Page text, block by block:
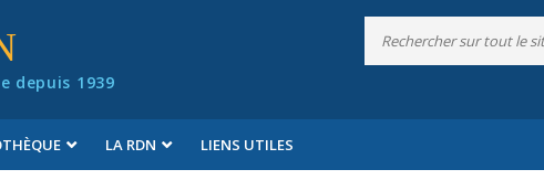
depuis 1939
LA RDN LIENS UTILES